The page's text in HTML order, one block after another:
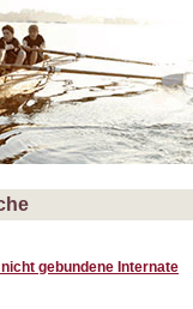
gebundene Internate